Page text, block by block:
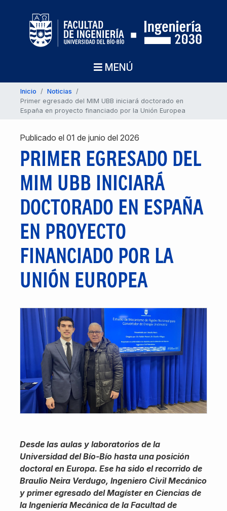
MENÚ
Inicio / Noticias
/
Primer egresado del MIM UBB iniciará doctorado en
España en proyecto financiado por la Unión Europea
Publicado el 01 de junio del 2026
PRIMER EGRESADO DEL
MIM UBB INICIARÁ
DOCTORADO EN ESPAÑA
EN PROYECTO
FINANCIADO POR LA
UNIÓN EUROPEA
Desde las aulas y laboratorios de la
Universidad del Bío-Bío hasta una posición
doctoral en Europa. Ese ha sido el recorrido de
Braulio Neira Verdugo, Ingeniero Civil Mecánico
y primer egresado del Magíster en Ciencias de
la Ingeniería Mecánica de la Facultad de